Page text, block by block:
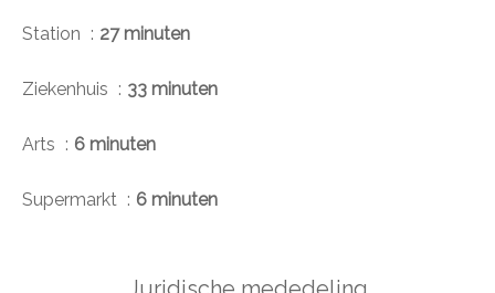
Station 27 minuten
Ziekenhuis 33 minuten
Arts 6 minuten
Supermarkt 6 minuten